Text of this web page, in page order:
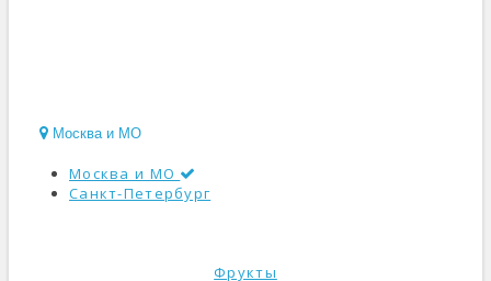
Москва и МО
Москва и МО
Санкт-Петербург
Фрукты